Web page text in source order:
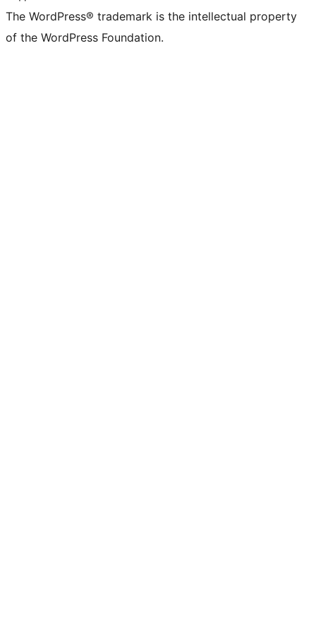
The WordPress® trademark is the intellectual property
of the WordPress Foundation.